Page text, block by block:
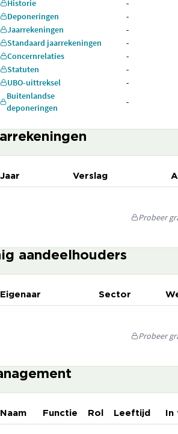
Historie
-
Deponeringen
-
Jaarrekeningen
-
Standaard jaarrekeningen
-
Concernrelaties
-
Statuten
-
UBO-uittreksel
-
Buitenlandse
deponeringen
-
Jaar Verslag
Probeer
aandeelhouders
Eigenaar Sector
Probeer
Naam Functie Rol Leeftijd